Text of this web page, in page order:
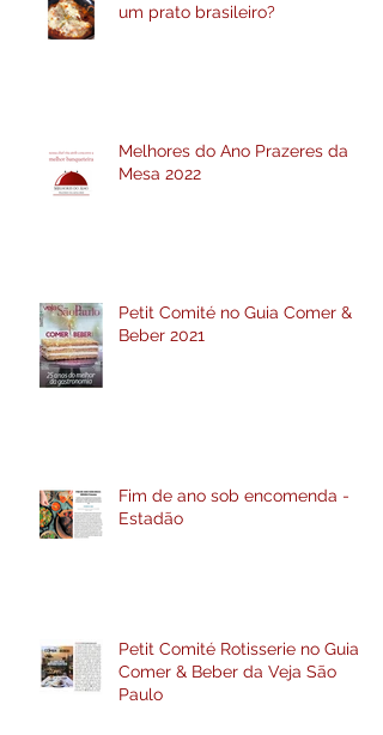
um prato brasileiro?
Melhores do Ano Prazeres da
Mesa 2022
Petit Comité no Guia Comer &
Beber 2021
Fim de ano sob encomenda -
Estadão
Petit Comité Rotisserie no Guia
Comer & Beber da Veja São
Paulo